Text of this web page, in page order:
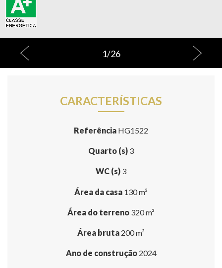
1/26
CARACTERÍSTICAS
Referência HG1522
Quarto (s) 3
WC (s) 3
Área da casa 130 m²
Área do terreno 320 m²
Área bruta 200 m²
Ano de construção2024